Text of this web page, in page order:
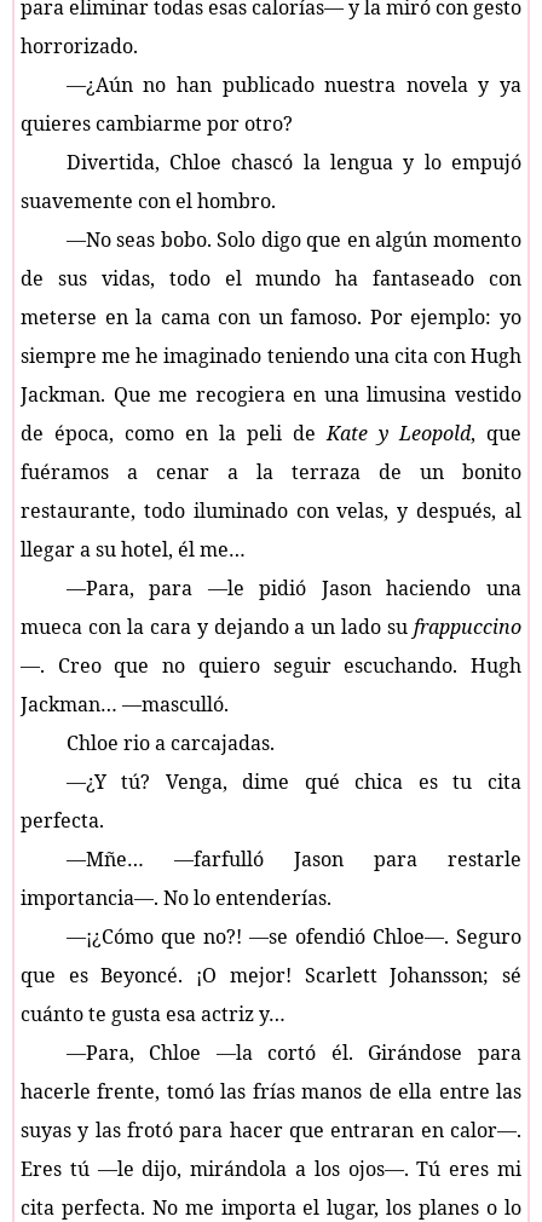
para eliminar todas esas calorías— y la miró con gesto
horrorizado.
—¿Aún no han publicado nuestra novela y ya
quieres cambiarme por otro?
Divertida, Chloe chascó la lengua y lo empujó
suavemente con el hombro.
—No seas bobo. Solo digo que en algún momento
de sus vidas, todo el mundo ha fantaseado con
meterse en la cama con un famoso. Por ejemplo: yo
siempre me he imaginado teniendo una cita con Hugh
Jackman. Que me recogiera en una limusina vestido
de época, como en la peli deKate y Leopold, que
fuéramos a cenar a la terraza de un bonito
restaurante, todo iluminado con velas, y después, al
llegar a su hotel, él me…
—Para, para —le pidió Jason haciendo una
mueca con la cara y dejando a un lado su frappuccino
—. Creo que no quiero seguir escuchando. Hugh
Jackman… —masculló.
Chloe rio a carcajadas.
—¿Y tú? Venga, dime qué chica es tu cita
perfecta.
—Mñe… —farfulló Jason para restarle
importancia—. No lo entenderías.
—¡¿Cómo que no?! —se ofendió Chloe—. Seguro
que es Beyoncé. ¡O mejor! Scarlett Johansson; sé
cuánto te gusta esa actriz y…
—Para, Chloe —la cortó él. Girándose para
hacerle frente, tomó las frías manos de ella entre las
suyas y las frotó para hacer que entraran en calor—.
Eres tú —le dijo, mirándola a los ojos—. Tú eres mi
cita perfecta. No me importa el lugar, los planes o lo